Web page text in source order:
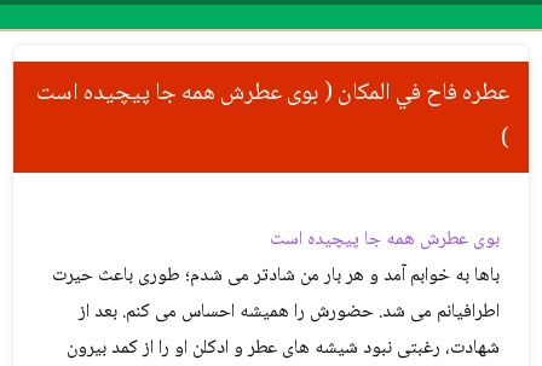
عطره فاح في المكان ( بوی عطرش همه جا پیچیده است
)
بوی عطرش همه جا پیچیده است
باها به خوابم آمد و هر بار من شادتر می شدم؛ طوری باعث حیرت
اطرافیانم می شد. حضورش را همیشه احساس می کنم. بعد از
شهادت، رغبتی نبود شیشه های عطر و ادکلن او را از کمد بیرون